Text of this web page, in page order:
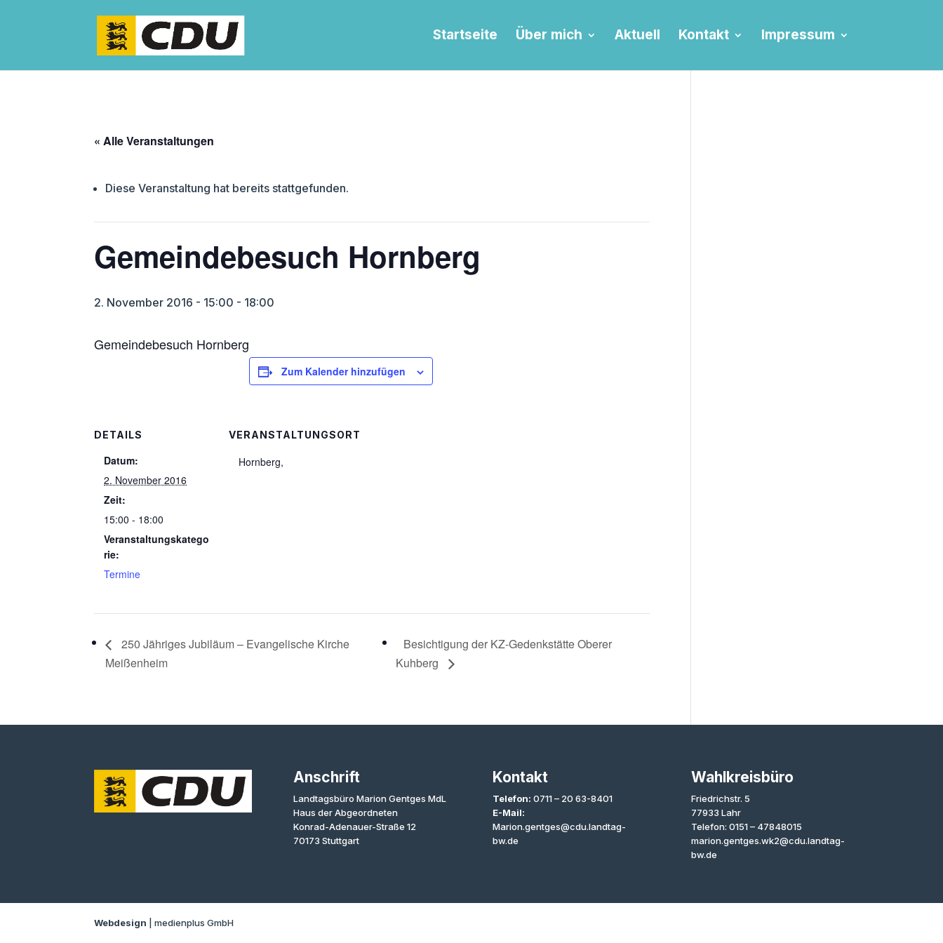
Startseite Über mich Aktuell Kontakt Impressum
« Alle Veranstaltungen
Diese Veranstaltung hat bereits stattgefunden.
Gemeindebesuch Hornberg
2. November 2016 - 15:00 - 18:00
Gemeindebesuch Hornberg
Zum Kalender hinzufügen
DETAILS
Datum:
2. November 2016
Zeit:
15:00 - 18:00
Veranstaltungskatego
rie:
Termine
VERANSTALTUNGSORT
Hornberg,
250 Jähriges Jubiläum – Evangelische Kirche
Meißenheim
Besichtigung der KZ-Gedenkstätte Oberer
Kuhberg
Anschrift
Landtagsbüro Marion Gentges MdL
Haus der Abgeordneten
Konrad-Adenauer-Straße 12
70173 Stuttgart
Kontakt
Telefon: 0711 – 20 63-8401
E-Mail:
Marion.gentges@cdu.landtag-
bw.de
Wahlkreisbüro
Friedrichstr. 5
77933 Lahr
Telefon: 0151 – 47848015
marion.gentges.wk2@cdu.landtag-
bw.de
Webdesign | medienplus GmbH